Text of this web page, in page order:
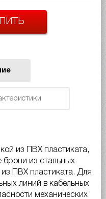
из ПВХ пластиката,
из стальных
ПВХ пластиката. Для
линий в кабельных
механических